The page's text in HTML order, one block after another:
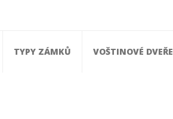
TYPY ZÁMKŮ VOŠTINOVÉ DVEŘE